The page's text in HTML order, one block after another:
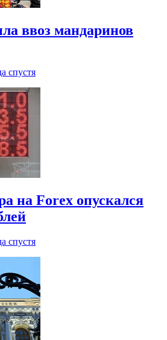
ввоз мандаринов
спустя
на Forex опускался
спустя